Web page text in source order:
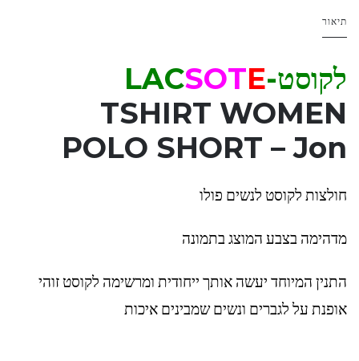
תיאור
לקוסט-LAC SOTE
TSHIRT WOMEN
POLO SHORT – Jon
חולצות לקוסט לנשים פולו
מדהימה בצבע המוצג בתמונה
התנין המיוחד יעשה אותך ייחודית ומרשימה לקוסט זוהי
אופנת על לגברים ונשים שמבינים איכות